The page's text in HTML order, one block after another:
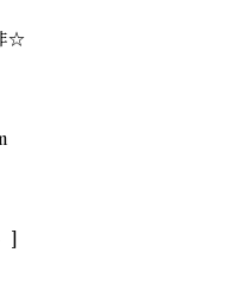
☆
]